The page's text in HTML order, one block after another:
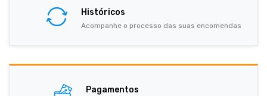
Históricos
Acompanhe o processo das suas encomendas
Pagamentos